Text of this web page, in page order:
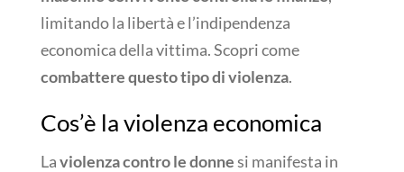
limitando la libertà e l’indipendenza
economica della vittima. Scopri come
combattere questo tipo di violenza.
Cos’è la violenza economica
Laviolenza contro le donnesi manifesta in